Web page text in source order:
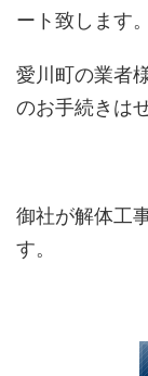
ート致します。
愛川町の業者
のお手続きは
御社が解体工
す。